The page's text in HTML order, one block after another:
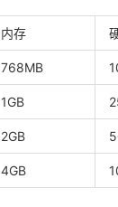
内存
768MB
1GB
2GB
4GB